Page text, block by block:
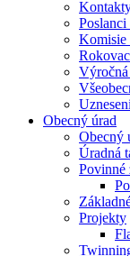
Komisie
Výročná
Obecný úrad
Obecný
Úradná
Povinné
Projekty